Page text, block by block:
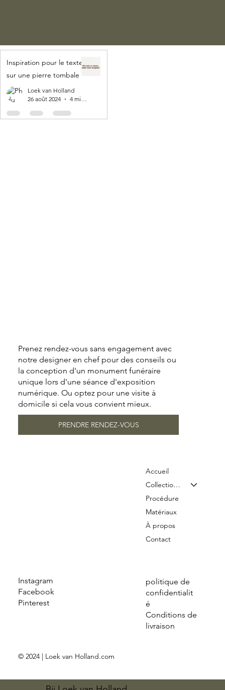
Inspiration pour le texte
sur une pierre tombale
Loek van Holland
26 août 2024
4 min de lecture
Instagram
Facebook
Pinterest
politique de
confidentialit
é
Conditions de
livraison
Accueil
Collection & Tarifs
Procédure
Matériaux
À propos
Contact
© 2024 | Loek van Holland.com
Prenez rendez-vous sans engagement avec
notre designer en chef pour des conseils ou
la conception d'un monument funéraire
unique lors d'une séance d'exposition
numérique. Ou optez pour une visite à
domicile si cela vous convient mieux.
PRENDRE RENDEZ-VOUS